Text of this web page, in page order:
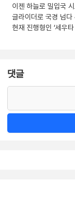
이젠 하늘로 밀입국
글라이더로 국경 넘
현재 진행형인 ‘세우타
댓글